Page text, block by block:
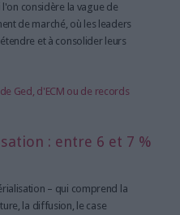
l'on considère la vague de
de marché, où les leaders
et à consolider leurs
Ged, d'ECM ou de records
: entre 6 et 7 %
– qui comprend la
la diffusion, le case